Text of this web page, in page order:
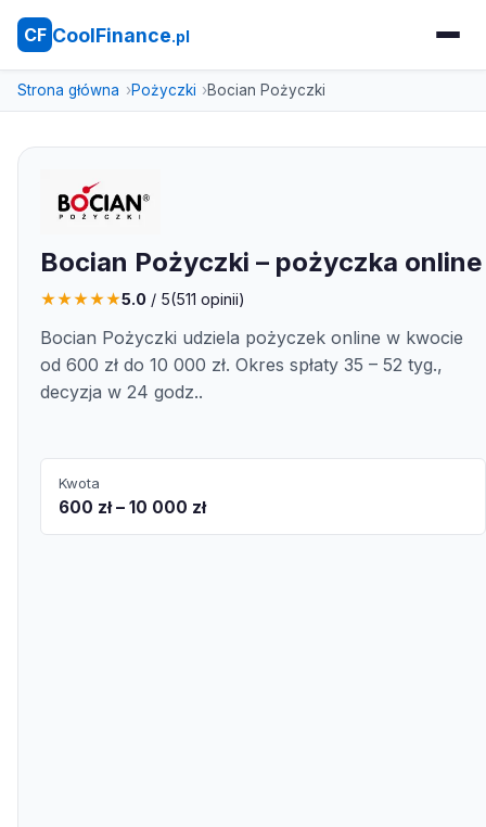
CF CoolFinance.pl
Strona główna Pożyczki Bocian Pożyczki
Bocian Pożyczki – pożyczka online
★★★★★5.0 / 5(511 opinii)
Bocian Pożyczki udziela pożyczek online w kwocie
od 600 zł do 10 000 zł. Okres spłaty 35 – 52 tyg.,
decyzja w 24 godz..
Kwota
600 zł – 10 000 zł